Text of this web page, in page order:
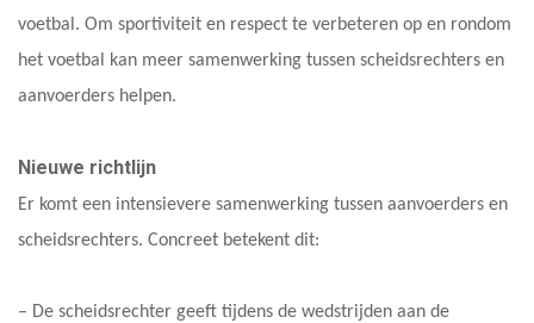
voetbal. Om sportiviteit en respect te verbeteren op en rondom
het voetbal kan meer samenwerking tussen scheidsrechters en
aanvoerders helpen.
Nieuwe richtlijn
Er komt een intensievere samenwerking tussen aanvoerders en
scheidsrechters. Concreet betekent dit:
– De scheidsrechter geeft tijdens de wedstrijden aan de